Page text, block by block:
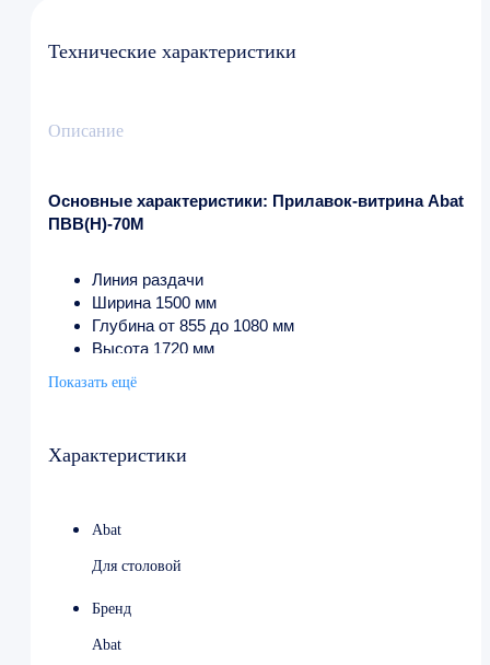
Технические характеристики
Описание
Основные характеристики: Прилавок-витрина Abat
ПВВ(Н)-70М
Линия раздачи
Ширина 1500 мм
Глубина от 855 до 1080 мм
Высота 1720 мм
Показать ещё
Характеристики
Abat
Для столовой
Бренд
Abat